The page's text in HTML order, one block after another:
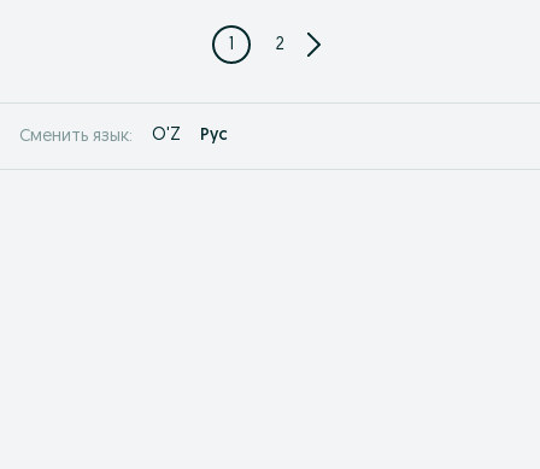
1 2
Сменить язык: O'Z Рус